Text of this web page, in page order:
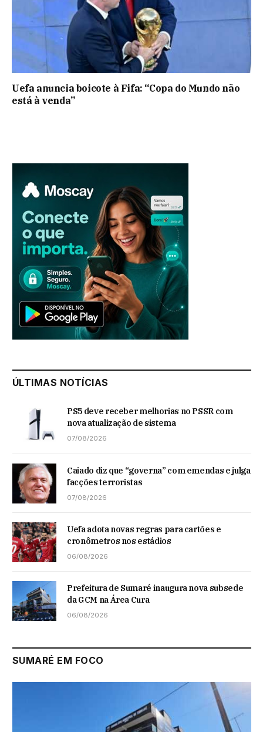
Uefa anuncia boicote à Fifa: “Copa do Mundo não
está à venda”
ÚLTIMAS NOTÍCIAS
PS5 deve receber melhorias no PSSR com
nova atualização de sistema
07/08/2026
Caiado diz que “governa” com emendas e julga
facções terroristas
07/08/2026
Uefa adota novas regras para cartões e
cronômetros nos estádios
06/08/2026
Prefeitura de Sumaré inaugura nova subsede
da GCM na Área Cura
06/08/2026
SUMARÉ EM FOCO